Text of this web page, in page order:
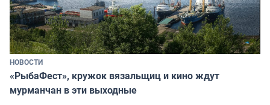
НОВОСТИ
«РыбаФест», кружок вязальщиц и кино ждут
мурманчан в эти выходные